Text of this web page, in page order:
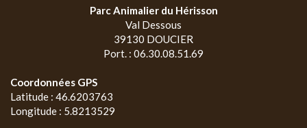
Parc Animalier du Hérisson
Val Dessous
39130 DOUCIER
Port. : 06.30.08.51.69
Coordonnées GPS
Latitude : 46.6203763
Longitude : 5.8213529